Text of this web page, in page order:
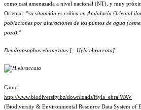
como casi amenazada a nivel nacional (NT), y muy
Oriental: "su situación es crí­tica en Andalucí­a Oriental
poblaciones por alteraciones de los puntos de agua
pozo)."
Dendropsophus ebraccatus [= Hyla ebraccata]
Canto:
http://www.biodiversity.bz/downloads/Hyla_ebra.WAV
(Biodiversity & Environmental Resource Data System of